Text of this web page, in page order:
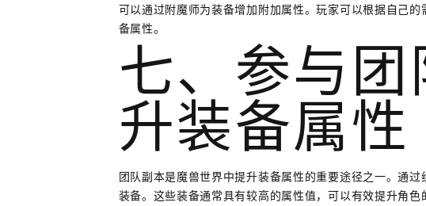
可以通过附魔师为装备增加附加属性。玩家可以根据自己
备属性。
七、参与
升装备属性
团队副本是魔兽世界中提升装备属性的重要途径之一。通
装备。这些装备通常具有较高的属性值，可以有效提升角